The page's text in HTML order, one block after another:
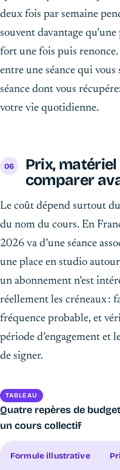
deux fois par semaine
souvent davantage
fort une fois puis
entre une séance qui
séance dont vous
votre vie quotidienne.
Prix,
comparer
Le coût dépend surtout
du nom du cours. En
2026 va d’une séance
une place en studio
un abonnement n’est
réellement les créneaux :
fréquence probable, et
période d’engagement et
de signer.
TABLEAU
Quatre repères de
un cours collectif
Formule illustrative